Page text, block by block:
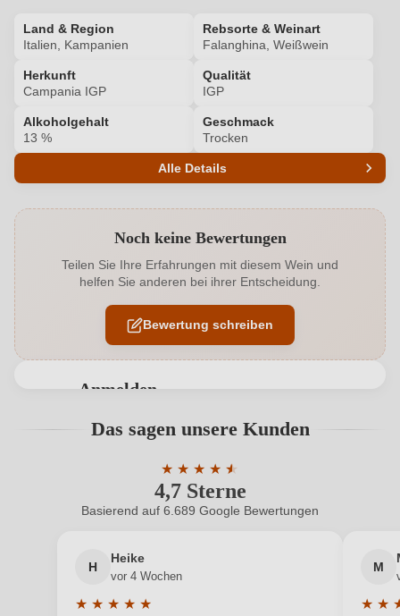
Land & Region
Italien, Kampanien
Rebsorte & Weinart
Falanghina, Weißwein
Herkunft
Campania IGP
Qualität
IGP
Alkoholgehalt
13 %
Geschmack
Trocken
Alle Details
Alkoholgehalt in % 13 %
Allergene Enthält Sulfite
Ausbau Edelstahltank
Noch keine Bewertungen
Teilen Sie Ihre Erfahrungen mit diesem Wein und
helfen Sie anderen bei ihrer Entscheidung.
Bewertung schreiben
Anmelden
Benutzern abgegeben werden. Bitte loggen Sie sich
Neuer Kunde? Neuer Kunde?
Ihre E-Mail-Adresse
Das sagen unsere Kunden
4,7 Sterne
★ ★ ★ ★ ★
★
Durchschnittliche Bewertung von 4.7
Basierend auf 6.689 Google Bewertungen
H
Heike
vor 4 Wochen
★ ★ ★ ★ ★
M
★ ★